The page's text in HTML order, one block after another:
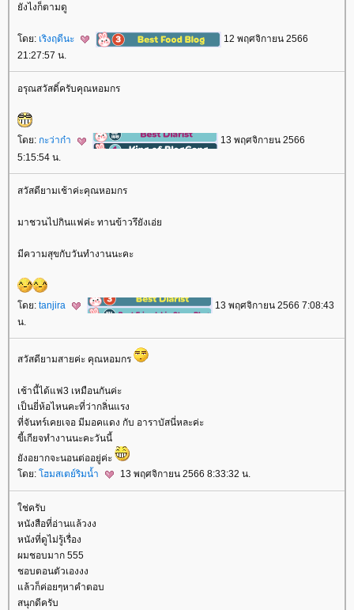
ังไงก็ตามดู
ดย: เริงฤดีนะ
12 พฤศจิกายน 2566
21:27:57 น.
อรุณสวัสดิ์ครับคุณหอมกร
ดย: กะว่าก๋า
13 พฤศจิกายน 2566
5:15:54 น.
สวัสดียามเช้าค่ะคุณหอมกร
มาชวนไปกินแฟค่ะ ทานข้าวรึยังเอ่
มีความสุขกับวันทำงานนะคะ
ดย: tanjira
13 พฤศจิกายน 2566 7:08:43
น.
สวัสดียามสายค่ะ คุณหอมกร
เช้านี้ได้แฟ3 เหมือนกันค่ะ
เป็นยี่ห้อไหนคะที่ว่ากลิ่นแรง
ที่จันทร์เคยเจอ มีมอคแดง กับ อาราบัสนี่หละค่ะ
ขี้เกียจทำงานนะคะวันนี้
ังอยากจะนอนต่ออยู่ค่ะ
ดย: ฮมสเตย์ริมน้ำ 13 พฤศจิกายน 2566 8:33:32 น.
ช่ครับ
หนังสือที่อ่านแล้วงง
หนังที่ดูไม่รู้เรื่อง
ผมชอบมาก 555
ชอบตอนตัวเองงง
ล้วก็ค่อยๆหาคำตอบ
สนุกดีครับ